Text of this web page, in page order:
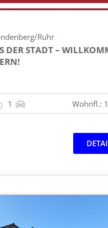
Ruhr
DER STADT –
1 Wohnfl.: